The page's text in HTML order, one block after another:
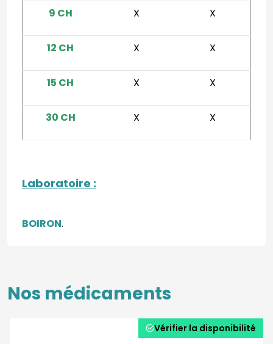
9 CH X X
12 CH X X
15 CH X X
30 CH X X
Laboratoire :
BOIRON.
Nos médicaments
Vérifier la disponibilité